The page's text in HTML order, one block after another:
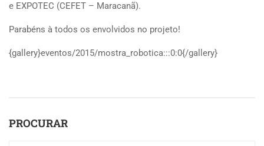
e EXPOTEC (CEFET – Maracanã).
Parabéns à todos os envolvidos no projeto!
{gallery}eventos/2015/mostra_robotica:::0:0{/gallery}
PROCURAR